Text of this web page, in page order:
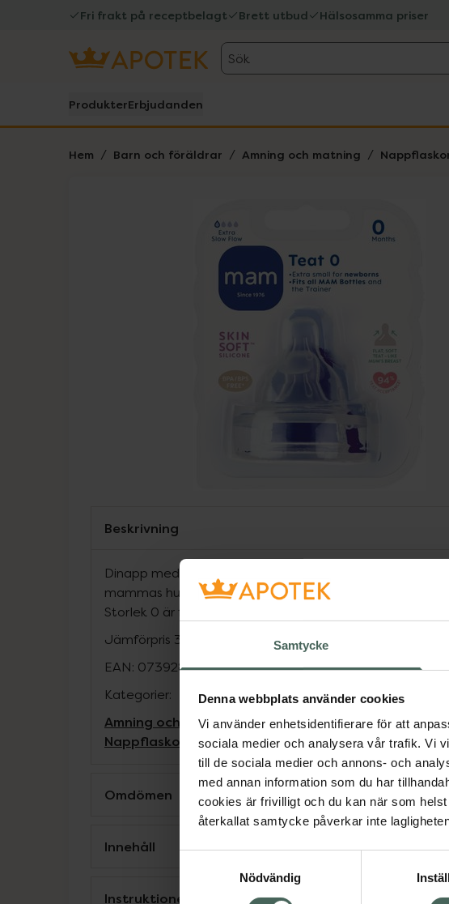
Samtycke
Denna webbplats använder cookies
Vi använder enhetsidentifierare för att
sociala medier och analysera vår trafik. Vi
till de sociala medier och annons- och
med annan information som du har
cookies är frivilligt och du kan när som
återkallat samtycke påverkar inte
Nödvändig
Fri frakt på receptbelagt Brett utbud Hälsosamma priser
Sök
ProdukterErbjudanden
Hem Barn och föräldrar Amning och matning
Lista: . Innehåller 1 objekt.
Beskrivning
Dinapp med silkeslen silikon, MAM SkinSoft, vars yta
mammas hud och gör det lätt att växla mellan amning
Storlek 0 är för bröstmjölk. Passar alla flaskor från MAM.
Jämförpris 37,50 kr
EAN: 07392855122215
Kategorier:
Amning och matningBarn och föräldrar
Nappflaskor och dinappar
Omdömen
Innehåll
Instruktioner